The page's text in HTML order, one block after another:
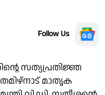
Follow Us
സത്യപ്രതിജ്ഞ
തമിഴ്നാട് മാതൃക